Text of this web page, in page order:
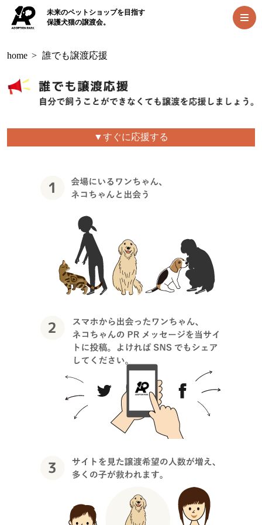
未来のペットショップを目指す
保護犬猫の譲渡会。
home > 誰でも譲渡応援
▼すぐに応援する